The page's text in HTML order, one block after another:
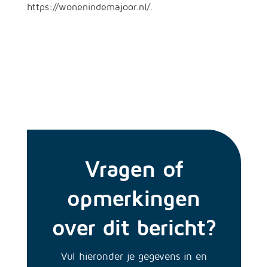
https://wonenindemajoor.nl/.
Vragen of
opmerkingen
over dit bericht?
Vul hieronder je gegevens in en